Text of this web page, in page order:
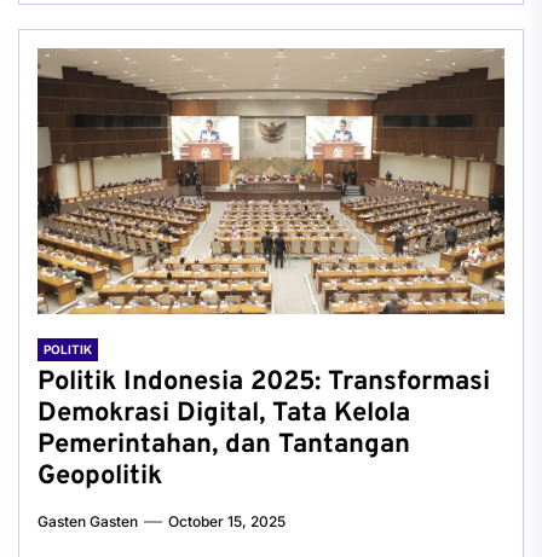
POLITIK
Politik Indonesia 2025: Transformasi
Demokrasi Digital, Tata Kelola
Pemerintahan, dan Tantangan
Geopolitik
Gasten Gasten October 15, 2025